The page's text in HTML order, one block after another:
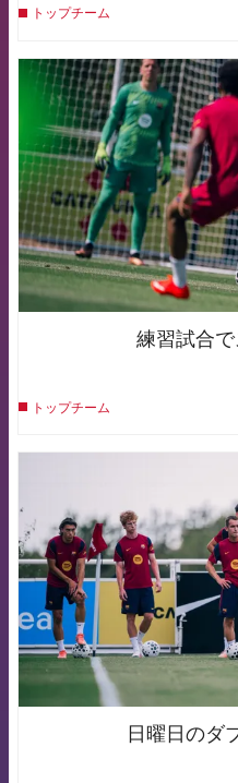
トップチーム
練習試合
トップチーム
日曜日のダ